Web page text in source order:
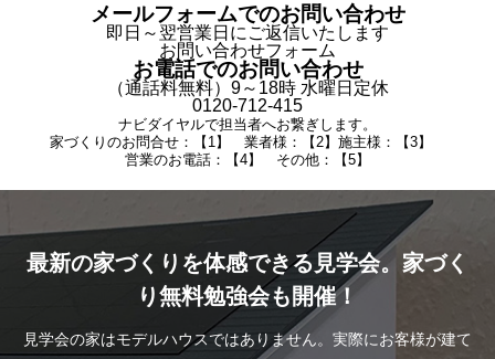
メールフォームでのお問い合わせ
即日～翌営業日にご返信いたします
お問い合わせフォーム
お電話でのお問い合わせ
（通話料無料）9～18時 水曜日定休
0120-712-415
ナビダイヤルで担当者へお繋ぎします。
家づくりのお問合せ：【1】 業者様：【2】施主様：【3】
営業のお電話：【4】 その他：【5】
最新の家づくりを体感できる見学会。家づく
り無料勉強会も開催！
見学会の家はモデルハウスではありません。実際にお客様が建て